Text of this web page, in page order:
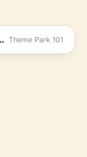
Paris Resort, FRANCE Theme Park 101